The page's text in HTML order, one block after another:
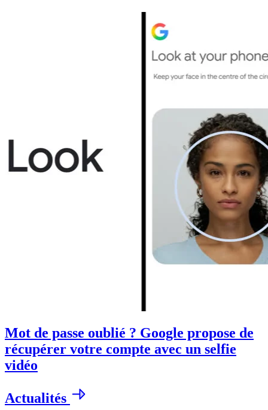
Mot de passe oublié ? Google propose de
récupérer votre compte avec un selfie
vidéo
Actualités